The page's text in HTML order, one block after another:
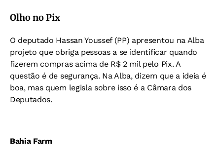
Olho no Pix
O deputado Hassan Youssef (PP) apresentou na Alba
projeto que obriga pessoas a se identificar quando
fizerem compras acima de R$ 2 mil pelo Pix. A
questão é de segurança. Na Alba, dizem que a ideia é
boa, mas quem legisla sobre isso é a Câmara dos
Deputados.
Bahia Farm